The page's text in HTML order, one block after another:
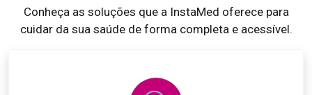
Conheça as soluções que a InstaMed oferece para
cuidar da sua saúde de forma completa e acessível.